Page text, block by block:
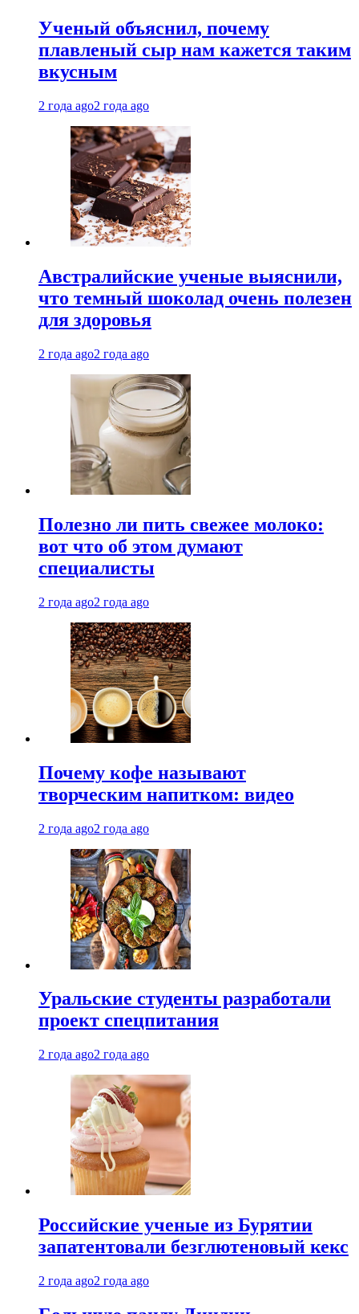
Ученый объяснил, почему
плавленый сыр нам кажется таким
вкусным
2 года ago2 года ago
Австралийские ученые выяснили,
что темный шоколад очень полезен
для здоровья
2 года ago2 года ago
Полезно ли пить свежее молоко:
вот что об этом думают
специалисты
2 года ago2 года ago
Почему кофе называют
творческим напитком: видео
2 года ago2 года ago
Уральские студенты разработали
проект спецпитания
2 года ago2 года ago
Российские ученые из Бурятии
запатентовали безглютеновый кекс
2 года ago2 года ago